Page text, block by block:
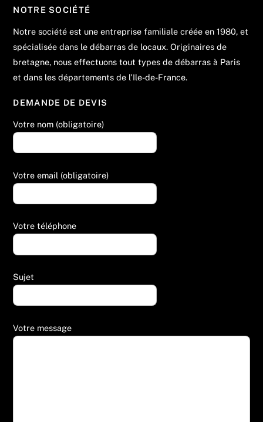
NOTRE SOCIÉTÉ
Notre société est une entreprise familiale créée en 1980, et
spécialisée dans le débarras de locaux. Originaires de
bretagne, nous effectuons tout types de débarras à Paris
et dans les départements de l'Ile-de-France.
DEMANDE DE DEVIS
Votre nom (obligatoire)
Votre email (obligatoire)
Votre téléphone
Sujet
Votre message